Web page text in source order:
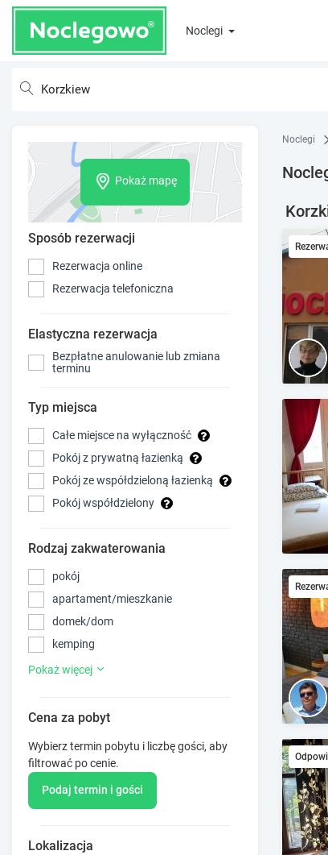
Noclegi
Pokaż mapę
Sposób rezerwacji
Rezerwacja online
Rezerwacja telefoniczna
Elastyczna rezerwacja
Bezpłatne anulowanie lub zmiana
terminu
Typ miejsca
Całe miejsce na wyłączność
Pokój z prywatną łazienką
Pokój ze współdzieloną łazienką
Pokój współdzielony
Rodzaj zakwaterowania
pokój
apartament/mieszkanie
domek/dom
kemping
Pokaż więcej
Cena za pobyt
Wybierz termin pobytu i liczbę gości, aby
filtrować po cenie.
Podaj termin i gości
Lokalizacja
Noclegi